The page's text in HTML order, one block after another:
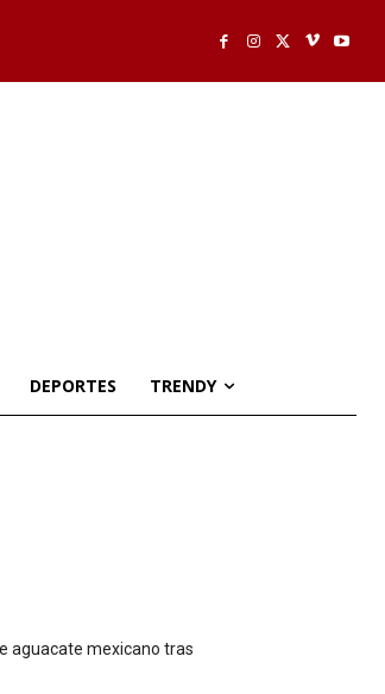
DEPORTES TRENDY
aguacate mexicano tras